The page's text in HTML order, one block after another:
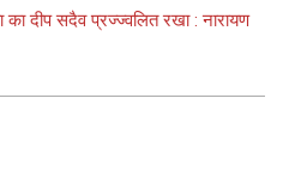
का दीप सदैव प्रज्ज्वलित रखा : नारायण